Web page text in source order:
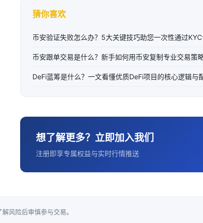
猜你喜欢
币安验证失败怎么办？5大关键技巧助您一次性通过
币安跟单交易是什么？新手如何用币安复制专业交易策
DeFi蓝筹是什么？一文看懂优质DeFi项目的核心逻辑与
想了解更多？立即加入我们
注册即享专属权益与实时行情推送
风险后审慎参与交易。